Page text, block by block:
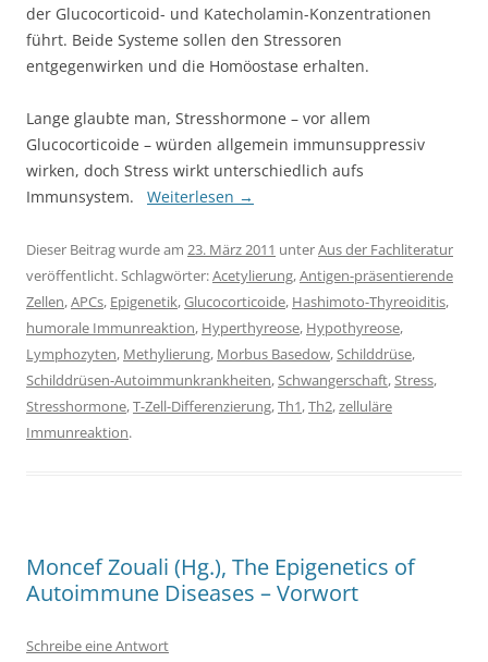
der Glucocorticoid- und Katecholamin-Konzentrationen
führt. Beide Systeme sollen den Stressoren
entgegenwirken und die Homöostase erhalten.
Lange glaubte man, Stresshormone – vor allem
Glucocorticoide – würden allgemein immunsuppressiv
wirken, doch Stress wirkt unterschiedlich aufs
Immunsystem. Weiterlesen →
Dieser Beitrag wurde am 23. März 2011 unterAus der Fachliteratur
veröffentlicht. Schlagwörter:Acetylierung,Antigen-präsentierende
Zellen,APCs, Epigenetik,Glucocorticoide, Hashimoto-Thyreoiditis,
humorale Immunreaktion, Hyperthyreose, Hypothyreose,
Lymphozyten, Methylierung, Morbus Basedow,Schilddrüse,
Schilddrüsen-Autoimmunkrankheiten,Schwangerschaft,Stress,
Stresshormone,T-Zell-Differenzierung,Th1,Th2,zelluläre
Immunreaktion.
Moncef Zouali (Hg.), The Epigenetics of
Autoimmune Diseases – Vorwort
Schreibe eine Antwort